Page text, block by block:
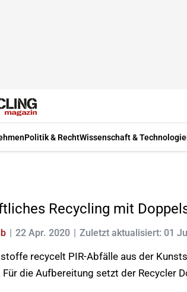
Politik & RechtWissenschaft & Technologie
Recycling mit
22 Apr. 2020 Zuletzt aktualisiert: 01
recycelt PIR-Abfälle aus der
die Aufbereitung setzt der Recycler